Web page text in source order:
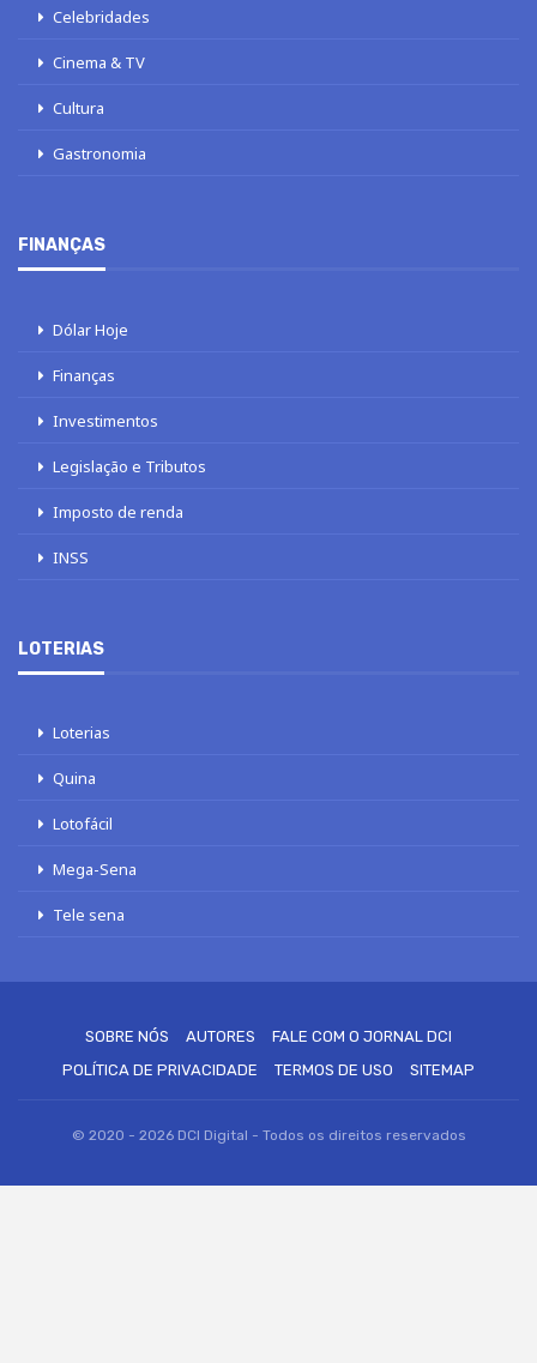
Celebridades
Cinema & TV
Cultura
Gastronomia
FINANÇAS
Dólar Hoje
Finanças
Investimentos
Legislação e Tributos
Imposto de renda
INSS
LOTERIAS
Loterias
Quina
Lotofácil
Mega-Sena
Tele sena
SOBRE NÓS AUTORES
FALE COM O JORNAL DCI
POLÍTICA DE PRIVACIDADE
TERMOS DE USO SITEMAP
© 2020 - 2026 DCI Digital - Todos os direitos reservados